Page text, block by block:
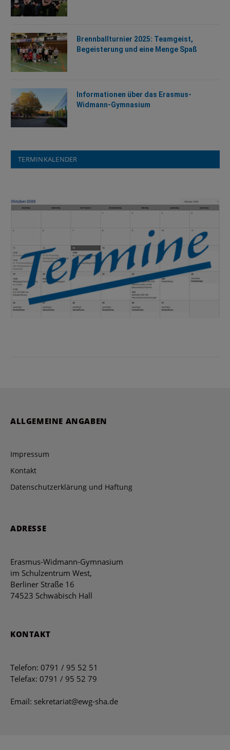
Brennballturnier 2025: Teamgeist,
Begeisterung und eine Menge Spaß
Informationen über das Erasmus-
Widmann-Gymnasium
TERMINKALENDER
ALLGEMEINE ANGABEN
Impressum
Kontakt
Datenschutzerklärung und Haftung
ADRESSE
Erasmus-Widmann-Gymnasium
im Schulzentrum West,
Berliner Straße 16
74523 Schwäbisch Hall
KONTAKT
Telefon: 0791 / 95 52 51
Telefax: 0791 / 95 52 79
Email: sekretariat@ewg-sha.de